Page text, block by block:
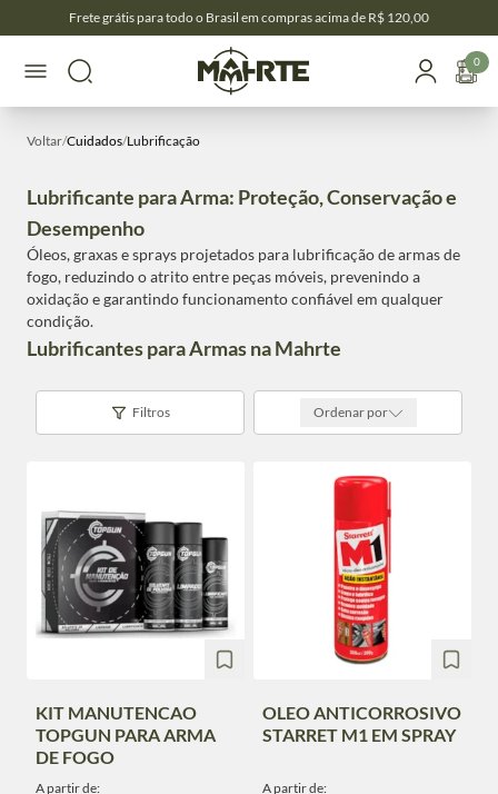
Frete grátis para todo o Brasil em compras acima de R$ 120,00
0
Voltar/Cuidados/Lubrificação
Lubrificante para Arma: Proteção, Conservação e
Desempenho
Óleos, graxas e sprays projetados para lubrificação de armas de
fogo, reduzindo o atrito entre peças móveis, prevenindo a
oxidação e garantindo funcionamento confiável em qualquer
condição.
Lubrificantes para Armas na Mahrte
Filtros Ordenar por
KIT MANUTENCAO
TOPGUN PARA ARMA
DE FOGO
A partir de:
OLEO ANTICORROSIVO
STARRET M1 EM SPRAY
A partir de: